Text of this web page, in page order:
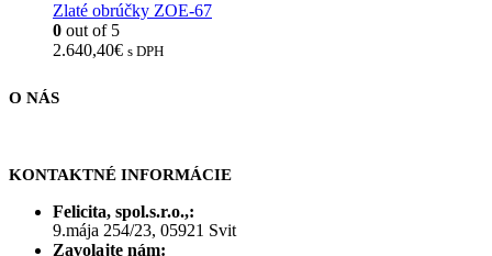
Zlaté obrúčky ZOE-67
0 out of 5
2.640,40€ s DPH
O NÁS
KONTAKTNÉ INFORMÁCIE
Felicita, spol.s.r.o.,:
9.mája 254/23, 05921 Svit
Zavolajte nám: